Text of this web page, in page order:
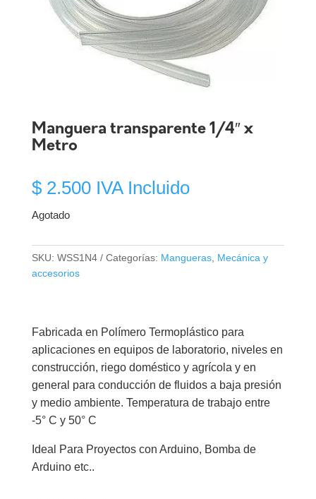
Manguera transparente 1/4″ x
Metro
$2.500 IVA Incluido
Agotado
SKU: WSS1N4 Categorías: Mangueras, Mecánica y
accesorios
Fabricada en Polímero Termoplástico para
aplicaciones en equipos de laboratorio, niveles en
construcción, riego doméstico y agrícola y en
general para conducción de fluidos a baja presión
y medio ambiente. Temperatura de trabajo entre
-5° C y 50° C
Ideal Para Proyectos con Arduino, Bomba de
Arduino etc..